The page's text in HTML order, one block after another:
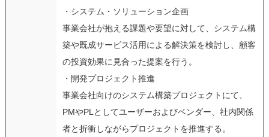
・システム・ソリューション企画
事業会社が抱える課題や要望に対して、システム構
築や既成サービス活用による解決策を検討し、顧客
の投資効果に見合った提案を行う。
・開発プロジェクト推進
事業会社向けのシステム構築プロジェクトにて、
PMやPLとしてユーザーおよびベンダー、社内関係
者と折衝しながらプロジェクトを推進する。